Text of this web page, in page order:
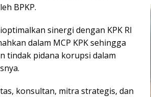
BPKP.
sinergi dengan KPK RI
dalam MCP KPK sehingga
tindak pidana korupsi dalam
konsultan, mitra strategis, dan